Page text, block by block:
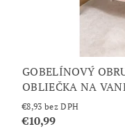
GOBELÍNOVÝ
OBLIEČKA NA
€8,93 bez DPH
€10,99